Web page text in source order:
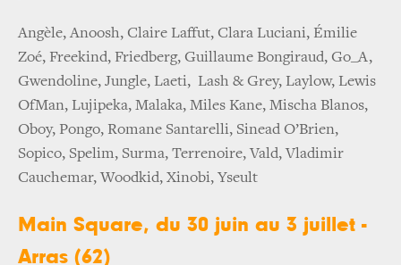
Angèle, Anoosh, Claire Laffut, Clara Luciani, Émilie
Zoé, Freekind, Friedberg, Guillaume Bongiraud, Go_A,
Gwendoline, Jungle, Laeti, Lash & Grey, Laylow, Lewis
OfMan, Lujipeka, Malaka, Miles Kane, Mischa Blanos,
Oboy, Pongo, Romane Santarelli, Sinead O’Brien,
Sopico, Spelim, Surma, Terrenoire, Vald, Vladimir
Cauchemar, Woodkid, Xinobi, Yseult
Main Square, du 30 juin au 3 juillet -
Arras (62)